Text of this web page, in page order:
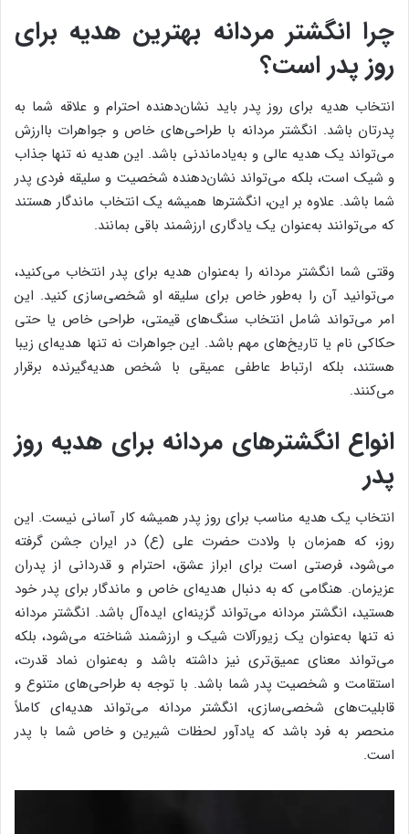
چرا انگشتر مردانه بهترین هدیه برای
روز پدر است؟
انتخاب هدیه برای روز پدر باید نشان‌دهنده احترام و علاقه شما به
پدرتان باشد. انگشتر مردانه با طراحی‌های خاص و جواهرات باارزش
می‌تواند یک هدیه عالی و به‌یادماندنی باشد. این هدیه نه تنها جذاب
و شیک است، بلکه می‌تواند نشان‌دهنده شخصیت و سلیقه فردی پدر
شما باشد. علاوه بر این، انگشترها همیشه یک انتخاب ماندگار هستند
که می‌توانند به‌عنوان یک یادگاری ارزشمند باقی بمانند.
وقتی شما انگشتر مردانه را به‌عنوان هدیه برای پدر انتخاب می‌کنید،
می‌توانید آن را به‌طور خاص برای سلیقه او شخصی‌سازی کنید. این
امر می‌تواند شامل انتخاب سنگ‌های قیمتی، طراحی خاص یا حتی
حکاکی نام یا تاریخ‌های مهم باشد. این جواهرات نه تنها هدیه‌ای زیبا
هستند، بلکه ارتباط عاطفی عمیقی با شخص هدیه‌گیرنده برقرار
می‌کنند.
انواع انگشترهای مردانه برای هدیه روز
پدر
انتخاب یک هدیه مناسب برای روز پدر همیشه کار آسانی نیست. این
روز، که همزمان با ولادت حضرت علی (ع) در ایران جشن گرفته
می‌شود، فرصتی است برای ابراز عشق، احترام و قدردانی از پدران
عزیزمان. هنگامی که به دنبال هدیه‌ای خاص و ماندگار برای پدر خود
هستید، انگشتر مردانه می‌تواند گزینه‌ای ایده‌آل باشد. انگشتر مردانه
نه تنها به‌عنوان یک زیورآلات شیک و ارزشمند شناخته می‌شود، بلکه
می‌تواند معنای عمیق‌تری نیز داشته باشد و به‌عنوان نماد قدرت،
استقامت و شخصیت پدر شما باشد. با توجه به طراحی‌های متنوع و
قابلیت‌های شخصی‌سازی، انگشتر مردانه می‌تواند هدیه‌ای کاملاً
منحصر به فرد باشد که یادآور لحظات شیرین و خاص شما با پدر
است.